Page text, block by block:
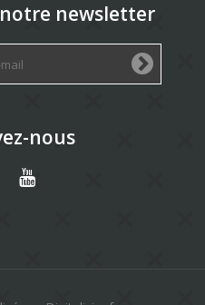
newsletter
nous